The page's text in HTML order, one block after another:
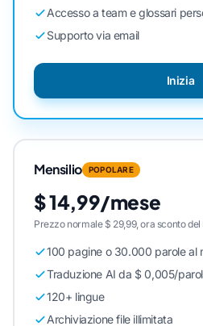
Accesso a team e glossari
Supporto via email
Inizia
Mensilio POPOLARE
$ 14,99/mese
Prezzo normale $ 29,99, ora sconto
100 pagine o 30.000 parole al
Traduzione AI da $ 0,005/
120+ lingue
Archiviazione file illimitata